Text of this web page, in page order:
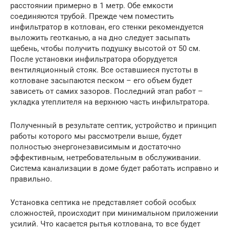
расстоянии примерно в 1 метр. Обе емкости
соединяются трубой. Прежде чем поместить
инфильтратор в котлован, его стенки рекомендуется
выложить геотканью, а на дно следует засыпать
щебень, чтобы получить подушку высотой от 50 см.
После установки инфильтратора оборудуется
вентиляционный стояк. Все оставшиеся пустоты в
котловане засыпаются песком – его объем будет
зависеть от самих зазоров. Последний этап работ –
укладка утеплителя на верхнюю часть инфильтратора.
Полученный в результате септик, устройство и принцип
работы которого мы рассмотрели выше, будет
полностью энергонезависимым и достаточно
эффективным, нетребовательным в обслуживании.
Система канализации в доме будет работать исправно и
правильно.
Установка септика не представляет собой особых
сложностей, происходит при минимальном приложении
усилий. Что касается рытья котлована, то все будет